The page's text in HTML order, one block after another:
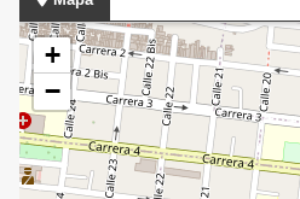
+
−